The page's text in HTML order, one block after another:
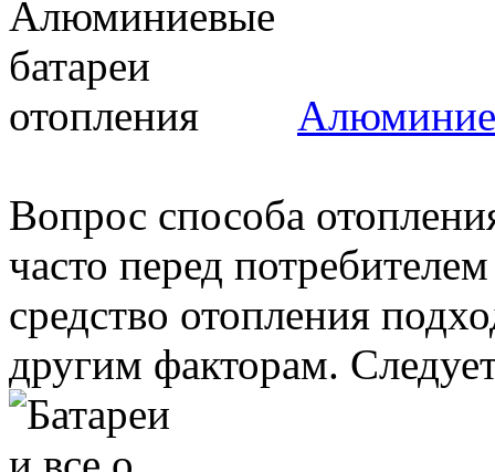
Вопрос способа
часто перед
средство отопления
другим факторам.